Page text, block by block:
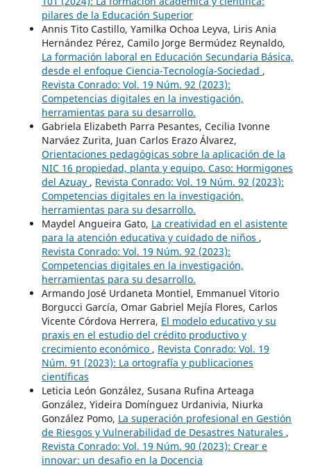
pilares de la Educación Superior
Annis Tito Castillo, Yamilka Ochoa Leyva, Liris Ania
Hernández Pérez, Camilo Jorge Bermúdez Reynaldo,
La formación laboral en Educación Secundaria Básica,
desde el enfoque Ciencia-Tecnología-Sociedad ,
Revista Conrado: Vol. 19 Núm. 92 (2023):
Competencias digitales en la investigación,
herramientas para su desarrollo.
Gabriela Elizabeth Parra Pesantes, Cecilia Ivonne
Narváez Zurita, Juan Carlos Erazo Álvarez,
Orientaciones pedagógicas sobre la aplicación de la
NIC 16 propiedad, planta y equipo. Caso: Hormigones
del Azuay , Revista Conrado: Vol. 19 Núm. 92 (2023):
Competencias digitales en la investigación,
herramientas para su desarrollo.
Maydel Angueira Gato, La creatividad en el asistente
para la atención educativa y cuidado de niños ,
Revista Conrado: Vol. 19 Núm. 92 (2023):
Competencias digitales en la investigación,
herramientas para su desarrollo.
Armando José Urdaneta Montiel, Emmanuel Vitorio
Borgucci García, Omar Gabriel Mejía Flores, Carlos
Vicente Córdova Herrera, El modelo educativo y su
praxis en el estudio del crédito productivo y
crecimiento económico , Revista Conrado: Vol. 19
Núm. 91 (2023): La ortografía y publicaciones
científicas
Leticia León González, Susana Rufina Arteaga
González, Yideira Domínguez Urdanivia, Niurka
González Pomo, La superación profesional en Gestión
de Riesgos y Vulnerabilidad de Desastres Naturales ,
Revista Conrado: Vol. 19 Núm. 90 (2023): Crear e
innovar: un desafio en la Docencia